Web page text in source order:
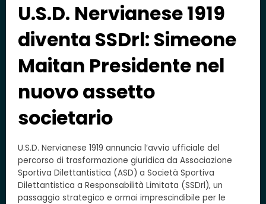
U.S.D. Nervianese 1919
diventa SSDrl: Simeone
Maitan Presidente nel
nuovo assetto
societario
U.S.D. Nervianese 1919 annuncia l’avvio ufficiale del
percorso di trasformazione giuridica da Associazione
Sportiva Dilettantistica (ASD) a Società Sportiva
Dilettantistica a Responsabilità Limitata (SSDrl), un
passaggio strategico e ormai imprescindibile per le